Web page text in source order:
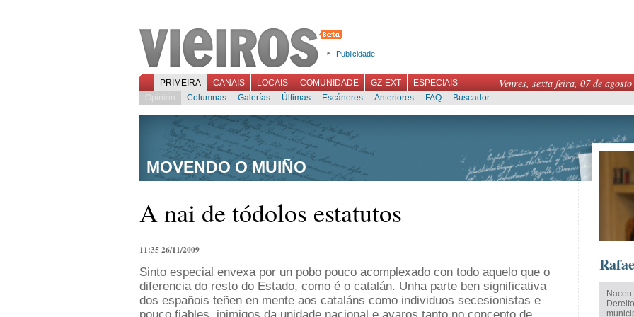
Publicidade
Venres, sexta feira, 07 de
PRIMEIRA CANAIS LOCAIS COMUNIDADE GZ-EXT
ESPECIAIS
Opinión
Columnas Galerías Últimas Escáneres Anteriores FAQ Buscador
MOVENDO O MUIÑO
A nai de tódolos estatutos
11:35 26/11/2009
Sinto especial envexa por un pobo pouco acomplexado con todo aquelo que o
diferencia do resto do Estado, como é o catalán. Unha parte ben significativa
dos españois teñen en mente aos cataláns como individuos secesionistas e